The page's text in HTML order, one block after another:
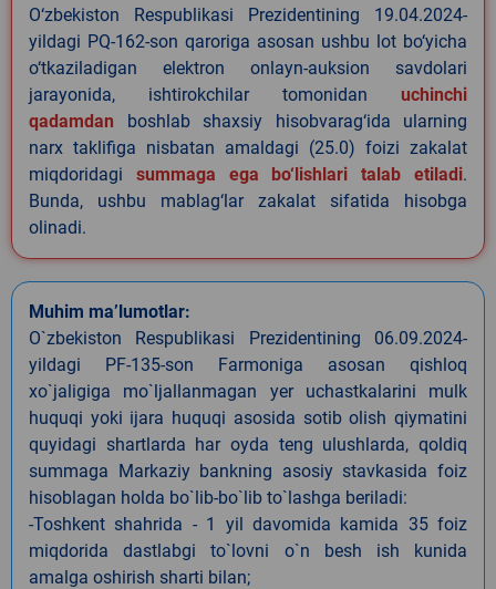
O‘zbekiston Respublikasi Prezidentining 19.04.2024-
yildagi PQ-162-son qaroriga asosan ushbu lot bo‘yicha
o‘tkaziladigan elektron onlayn-auksion savdolari
jarayonida, ishtirokchilar tomonidan uchinchi
qadamdan boshlab shaxsiy hisobvarag‘ida ularning
narx taklifiga nisbatan amaldagi (25.0) foizi zakalat
miqdoridagi summaga ega bo‘lishlari talab etiladi.
Bunda, ushbu mablag‘lar zakalat sifatida hisobga
olinadi.
Muhim ma’lumotlar:
O`zbekiston Respublikasi Prezidentining 06.09.2024-
yildagi PF-135-son Farmoniga asosan qishloq
xo`jaligiga mo`ljallanmagan yer uchastkalarini mulk
huquqi yoki ijara huquqi asosida sotib olish qiymatini
quyidagi shartlarda har oyda teng ulushlarda, qoldiq
summaga Markaziy bankning asosiy stavkasida foiz
hisoblagan holda bo`lib-bo`lib to`lashga beriladi:
-Toshkent shahrida - 1 yil davomida kamida 35 foiz
miqdorida dastlabgi to`lovni o`n besh ish kunida
amalga oshirish sharti bilan;